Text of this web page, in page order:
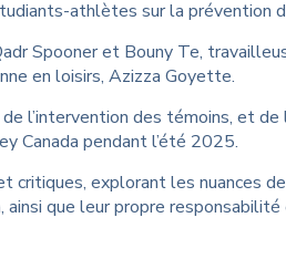
athlètes sur la prévention
Spooner et Bouny Te,
en loisirs, Azizza Goyette.
l’intervention des témoins, et
Canada pendant l’été 2025.
explorant les nuances
que leur propre